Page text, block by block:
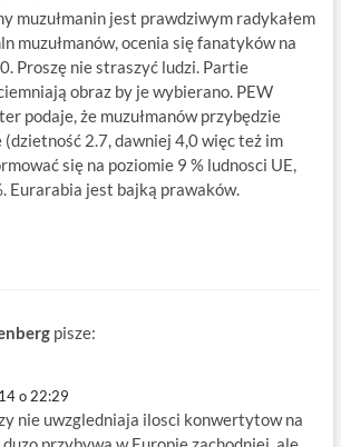
muzułmanin jest prawdziwym radykałem
muzułmanów, ocenia się fanatyków na
Proszę nie straszyć ludzi. Partie
obraz by je wybierano. PEW
podaje, że muzułmanów przybędzie
(dzietność 2.7, dawniej 4,0 więc też im
się na poziomie 9 % ludnosci UE,
Eurarabia jest bajką prawaków.
pisze:
o 22:29
nie uwzgledniaja ilosci konwertytow na